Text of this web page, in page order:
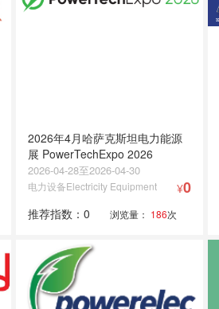
2026年4月哈萨克斯坦电力能源
展 PowerTechExpo 2026
2026-04-28至2026-04-30
电力设备Electricity Equipment ¥0
推荐指数：0 浏览量： 186次